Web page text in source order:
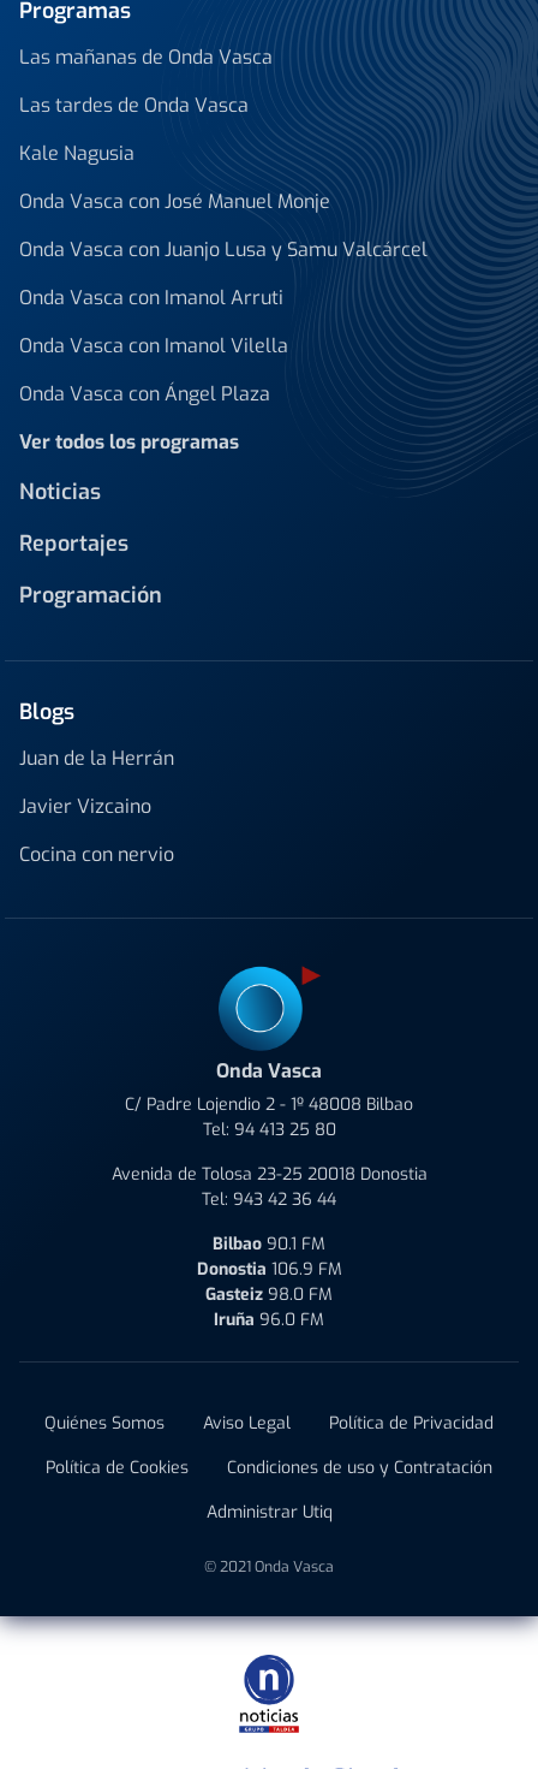
Programas
Las mañanas de Onda Vasca
Las tardes de Onda Vasca
Kale Nagusia
Onda Vasca con José Manuel Monje
Onda Vasca con Juanjo Lusa y Samu Valcárcel
Onda Vasca con Imanol Arruti
Onda Vasca con Imanol Vilella
Onda Vasca con Ángel Plaza
Ver todos los programas
Noticias
Reportajes
Programación
Blogs
Juan de la Herrán
Javier Vizcaino
Cocina con nervio
Onda Vasca
C/ Padre Lojendio 2 - 1º 48008 Bilbao
Tel: 94 413 25 80
Avenida de Tolosa 23-25 20018 Donostia
Tel: 943 42 36 44
Bilbao 90.1 FM
Donostia 106.9 FM
Gasteiz 98.0 FM
Iruña 96.0 FM
Quiénes Somos Aviso Legal
Política de Privacidad
Política de Cookies
Condiciones de uso y Contratación
Administrar Utiq
© 2021 Onda Vasca